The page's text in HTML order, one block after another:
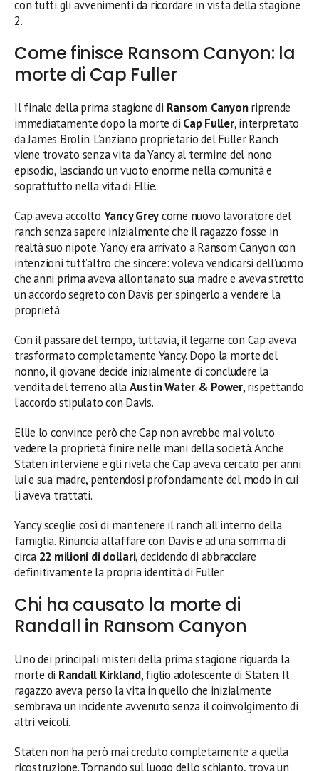
con tutti gli avvenimenti da ricordare in vista della stagione
2.
Come finisce Ransom Canyon: la
morte di Cap Fuller
Il finale della prima stagione di Ransom Canyonriprende
immediatamente dopo la morte di Cap Fuller, interpretato
da James Brolin. L’anziano proprietario del Fuller Ranch
viene trovato senza vita da Yancy al termine del nono
episodio, lasciando un vuoto enorme nella comunità e
soprattutto nella vita di Ellie.
Cap aveva accolto Yancy Greycome nuovo lavoratore del
ranch senza sapere inizialmente che il ragazzo fosse in
realtà suo nipote. Yancy era arrivato a Ransom Canyon con
intenzioni tutt’altro che sincere: voleva vendicarsi dell’uomo
che anni prima aveva allontanato sua madre e aveva stretto
un accordo segreto con Davis per spingerlo a vendere la
proprietà.
Con il passare del tempo, tuttavia, il legame con Cap aveva
trasformato completamente Yancy. Dopo la morte del
nonno, il giovane decide inizialmente di concludere la
vendita del terreno allaAustin Water & Power, rispettando
l’accordo stipulato con Davis.
Ellie lo convince però che Cap non avrebbe mai voluto
vedere la proprietà finire nelle mani della società. Anche
Staten interviene e gli rivela che Cap aveva cercato per anni
lui e sua madre, pentendosi profondamente del modo in cui
li aveva trattati.
Yancy sceglie così di mantenere il ranch all’interno della
famiglia. Rinuncia all’affare con Davis e ad una somma di
circa 22 milioni di dollari, decidendo di abbracciare
definitivamente la propria identità di Fuller.
Chi ha causato la morte di
Randall in Ransom Canyon
Uno dei principali misteri della prima stagione riguarda la
morte di Randall Kirkland, figlio adolescente di Staten. Il
ragazzo aveva perso la vita in quello che inizialmente
sembrava un incidente avvenuto senza il coinvolgimento di
altri veicoli.
Staten non ha però mai creduto completamente a quella
ricostruzione. Tornando sul luogo dello schianto, trova un